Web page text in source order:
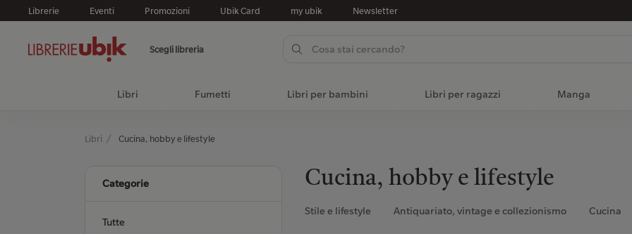
Librerie Eventi Promozioni Ubik Card my ubik Newsletter
Scegli libreria
Libri Fumetti Libri per bambini Libri per ragazzi Manga
Libri Cucina, hobby e lifestyle
Categorie
Tutte
Cucina, hobby e lifestyle
Stile e lifestyle Antiquariato, vintage e collezionismo Cucina